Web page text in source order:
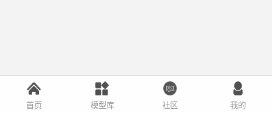
首页 模型库 社区 我的